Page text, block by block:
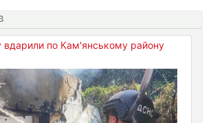
вдарили по Кам'янському району